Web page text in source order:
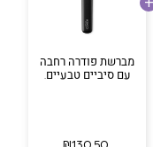
מברשת פודרה רחבה
עם סיביים טבעיים.